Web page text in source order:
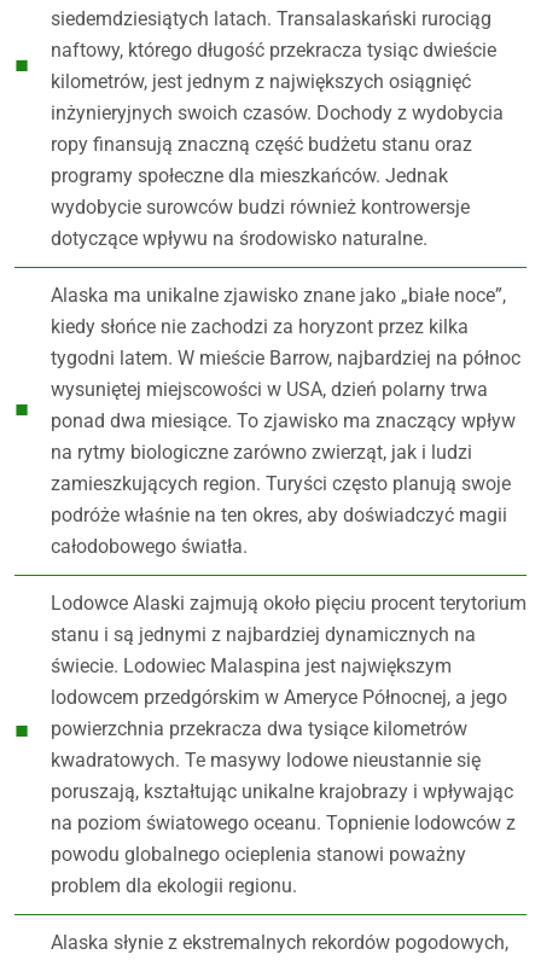
siedemdziesiątych latach. Transalaskański rurociąg
naftowy, którego długość przekracza tysiąc dwieście
kilometrów, jest jednym z największych osiągnięć
inżynieryjnych swoich czasów. Dochody z wydobycia
ropy finansują znaczną część budżetu stanu oraz
programy społeczne dla mieszkańców. Jednak
wydobycie surowców budzi również kontrowersje
dotyczące wpływu na środowisko naturalne.
Alaska ma unikalne zjawisko znane jako „białe noce”,
kiedy słońce nie zachodzi za horyzont przez kilka
tygodni latem. W mieście Barrow, najbardziej na północ
wysuniętej miejscowości w USA, dzień polarny trwa
ponad dwa miesiące. To zjawisko ma znaczący wpływ
na rytmy biologiczne zarówno zwierząt, jak i ludzi
zamieszkujących region. Turyści często planują swoje
podróże właśnie na ten okres, aby doświadczyć magii
całodobowego światła.
Lodowce Alaski zajmują około pięciu procent terytorium
stanu i są jednymi z najbardziej dynamicznych na
świecie. Lodowiec Malaspina jest największym
lodowcem przedgórskim w Ameryce Północnej, a jego
powierzchnia przekracza dwa tysiące kilometrów
kwadratowych. Te masywy lodowe nieustannie się
poruszają, kształtując unikalne krajobrazy i wpływając
na poziom światowego oceanu. Topnienie lodowców z
powodu globalnego ocieplenia stanowi poważny
problem dla ekologii regionu.
Alaska słynie z ekstremalnych rekordów pogodowych,